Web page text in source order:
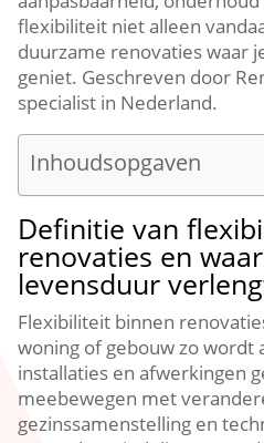
flexibiliteit niet alleen
duurzame renovaties waar
geniet.​ Geschreven door
specialist in Nederland.​
Inhoudsopgaven
Definitie van
renovaties en
levensduur
Flexibiliteit binnen
woning of gebouw zo wordt
installaties en afwerkingen
meebewegen met
gezinssamenstelling en